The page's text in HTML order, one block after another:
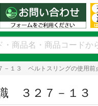
－１３ ベルトスリングの使用前
３２７－１